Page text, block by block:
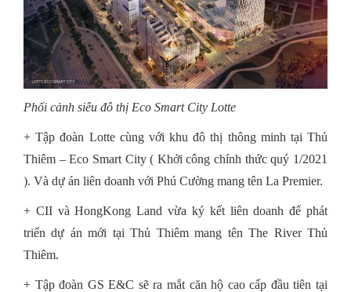
Phối cảnh siêu đô thị Eco Smart City Lotte
+ Tập đoàn Lotte cùng với khu đô thị thông minh tại Thủ
Thiêm – Eco Smart City ( Khởi công chính thức quý 1/2021
). Và dự án liên doanh với Phú Cường mang tên La Premier.
+ CII và HongKong Land vừa ký kết liên doanh để phát
triển dự án mới tại Thủ Thiêm mang tên The River Thủ
Thiêm.
+ Tập đoàn GS E&C sẽ ra mắt căn hộ cao cấp đầu tiên tại